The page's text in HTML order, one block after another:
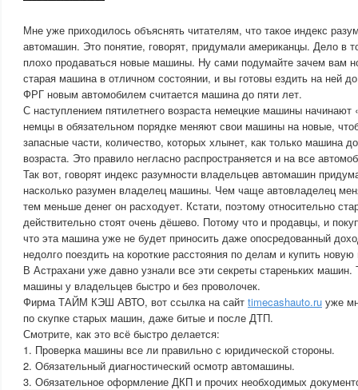
Мне уже приходилось объяснять читателям, что такое индекс
автомашин. Это понятие, говорят, придумали американцы. Дело в
плохо продаваться новые машины. Ну сами подумайте зачем вам
старая машина в отличном состоянии, и вы готовы ездить на ней
ФРГ новым автомобилем считается машина до пяти лет.
С наступлением пятилетнего возраста немецкие машины начинают
немцы в обязательном порядке меняют свои машины на новые,
запасные части, количество, которых хлынет, как только машина
возраста. Это правило негласно распространяется и на все
Так вот, говорят индекс разумности владельцев автомашин
насколько разумен владелец машины. Чем чаще автовладелец
тем меньше денег он расходует. Кстати, поэтому относительно
действительно стоят очень дёшево. Потому что и продавцы, и
что эта машина уже не будет приносить даже опосредованный
недолго поездить на короткие расстояния по делам и купить
В Астрахани уже давно узнали все эти секреты стареньких машин.
машины у владельцев быстро и без проволочек.
Фирма ТАЙМ КЭШ АВТО, вот ссылка на сайт timecashauto.ru уже
по скупке старых машин, даже битые и после ДТП.
Смотрите, как это всё быстро делается:
1. Проверка машины все ли правильно с юридической стороны.
2. Обязательный диагностический осмотр автомашины.
3. Обязательное оформление ДКП и прочих необходимых